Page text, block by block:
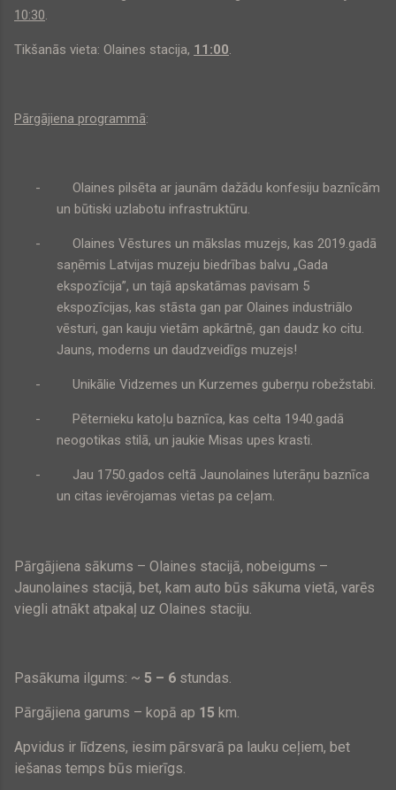
10:30.
Tikšanās vieta: Olaines stacija, 11:00.
Pārgājiena programmā:
-
Olaines pilsēta ar jaunām dažādu konfesiju baznīcām
un būtiski uzlabotu infrastruktūru.
-
Olaines Vēstures un mākslas muzejs, kas 2019.gadā
saņēmis Latvijas muzeju biedrības balvu „Gada
ekspozīcija”, un tajā apskatāmas pavisam 5
ekspozīcijas, kas stāsta gan par Olaines industriālo
vēsturi, gan kauju vietām apkārtnē, gan daudz ko citu.
Jauns, moderns un daudzveidīgs muzejs!
- Unikālie Vidzemes un Kurzemes guberņu robežstabi.
-
Pēternieku katoļu baznīca, kas celta 1940.gadā
neogotikas stilā, un jaukie Misas upes krasti.
-
Jau 1750.gados celtā Jaunolaines luterāņu baznīca
un citas ievērojamas vietas pa ceļam.
Pārgājiena sākums – Olaines stacijā, nobeigums –
Jaunolaines stacijā, bet, kam auto būs sākuma vietā, varēs
viegli atnākt atpakaļ uz Olaines staciju.
Pasākuma ilgums: ~ 5 – 6 stundas.
Pārgājiena garums – kopā ap 15 km.
Apvidus ir līdzens, iesim pārsvarā pa lauku ceļiem, bet
iešanas temps būs mierīgs.